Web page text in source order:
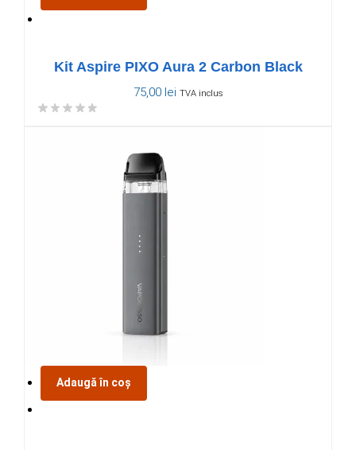
Kit Aspire PIXO Aura 2 Carbon Black
75,00 lei TVA inclus
Adaugă în coș